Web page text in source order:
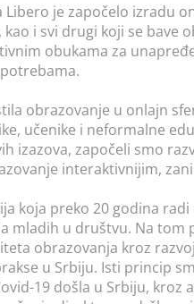
je započelo izradu
kao i svi drugi koji se
obukama za
obrazovanje u onlajn
učenike i neformalne
izazova, započeli smo
interaktivnijim,
koja preko 20 godina
mladih u društvu. Na
obrazovanja kroz
u Srbiju. Isti princip
19 došla u Srbiju,